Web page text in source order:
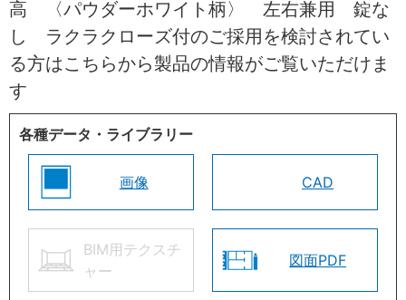
高 〈パウダーホワイト柄〉 左右兼用 錠な
し ラクラクローズ付のご採用を検討されてい
る方はこちらから製品の情報がご覧いただけま
す
各種データ・ライブラリー
画像 CAD
BIM用テクスチ
ャー
図面PDF